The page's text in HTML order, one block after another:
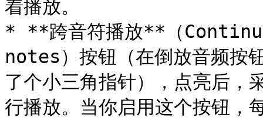
着播放。
* **跨音符播放**（
notes）按钮（在倒放音频按
了个小三角指针），点亮后，
行播放。当你启用这个按钮，